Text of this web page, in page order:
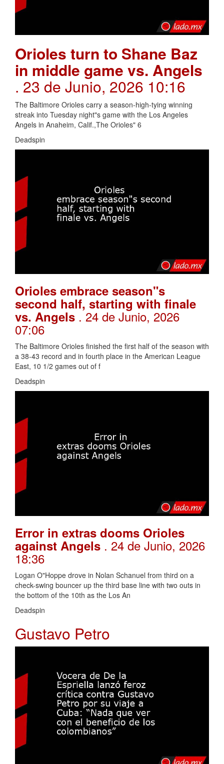
Orioles turn to Shane Baz
in middle game vs. Angels
. 23 de Junio, 2026 10:16
The Baltimore Orioles carry a season-high-tying winning
streak into Tuesday night"s game with the Los Angeles
Angels in Anaheim, Calif.,The Orioles" 6
Deadspin
Orioles embrace season"s
second half, starting with finale
vs. Angels . 24 de Junio, 2026
07:06
The Baltimore Orioles finished the first half of the season with
a 38-43 record and in fourth place in the American League
East, 10 1/2 games out of f
Deadspin
Error in extras dooms Orioles
against Angels . 24 de Junio, 2026
18:36
Logan O"Hoppe drove in Nolan Schanuel from third on a
check-swing bouncer up the third base line with two outs in
the bottom of the 10th as the Los An
Deadspin
Gustavo Petro